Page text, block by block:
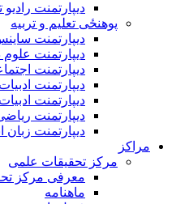
دیپارتمنت رادیو
پوهنځی تعلیم و تربیه
دیپارتمنت
دیپارتمنت علوم
دیپارتمنت
دیپارتمنت
دیپارتمنت
دیپارتمنت
دیپارتمنت زبان
مراکز
مرکز تحقیقات علمی
معرفی مرکز
ماهنامه